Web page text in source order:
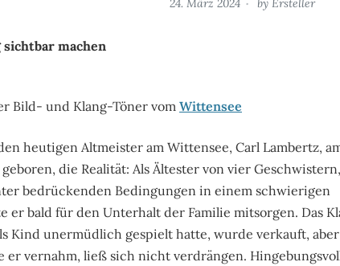
24. März 2024 by Ersteller
sichtbar machen
Bild- und Klang-Töner vom Wittensee
heutigen Altmeister am Wittensee, Carl Lambertz,
die Realität: Als Ältester von vier Geschwistern,
bedrückenden Bedingungen in einem schwierigen
er bald für den Unterhalt der Familie mitsorgen. Das
Kind unermüdlich gespielt hatte, wurde verkauft,
er vernahm, ließ sich nicht verdrängen.